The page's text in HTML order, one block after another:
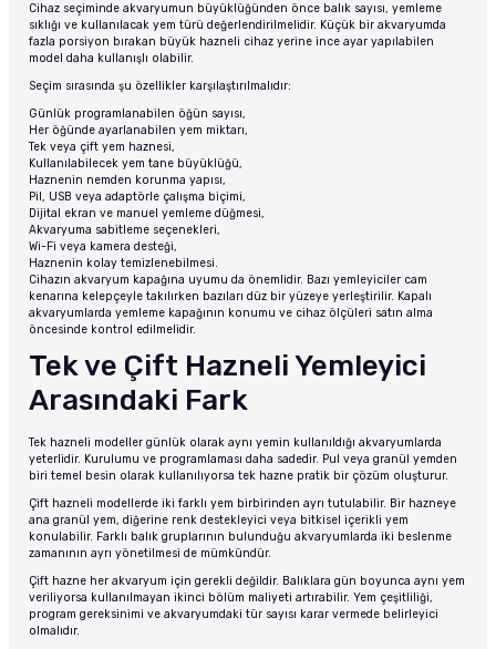
Cihaz seçiminde akvaryumun büyüklüğünden önce balık sayısı, yemleme
sıklığı ve kullanılacak yem türü değerlendirilmelidir. Küçük bir akvaryumda
fazla porsiyon bırakan büyük hazneli cihaz yerine ince ayar yapılabilen
model daha kullanışlı olabilir.
Seçim sırasında şu özellikler karşılaştırılmalıdır:
Günlük programlanabilen öğün sayısı,
Her öğünde ayarlanabilen yem miktarı,
Tek veya çift yem haznesi,
Kullanılabilecek yem tane büyüklüğü,
Haznenin nemden korunma yapısı,
Pil, USB veya adaptörle çalışma biçimi,
Dijital ekran ve manuel yemleme düğmesi,
Akvaryuma sabitleme seçenekleri,
Wi-Fi veya kamera desteği,
Haznenin kolay temizlenebilmesi.
Cihazın akvaryum kapağına uyumu da önemlidir. Bazı yemleyiciler cam
kenarına kelepçeyle takılırken bazıları düz bir yüzeye yerleştirilir. Kapalı
akvaryumlarda yemleme kapağının konumu ve cihaz ölçüleri satın alma
öncesinde kontrol edilmelidir.
Tek ve Çift Hazneli Yemleyici
Arasındaki Fark
Tek hazneli modeller günlük olarak aynı yemin kullanıldığı akvaryumlarda
yeterlidir. Kurulumu ve programlaması daha sadedir. Pul veya granül yemden
biri temel besin olarak kullanılıyorsa tek hazne pratik bir çözüm oluşturur.
Çift hazneli modellerde iki farklı yem birbirinden ayrı tutulabilir. Bir hazneye
ana granül yem, diğerine renk destekleyici veya bitkisel içerikli yem
konulabilir. Farklı balık gruplarının bulunduğu akvaryumlarda iki beslenme
zamanının ayrı yönetilmesi de mümkündür.
Çift hazne her akvaryum için gerekli değildir. Balıklara gün boyunca aynı yem
veriliyorsa kullanılmayan ikinci bölüm maliyeti artırabilir. Yem çeşitliliği,
program gereksinimi ve akvaryumdaki tür sayısı karar vermede belirleyici
olmalıdır.